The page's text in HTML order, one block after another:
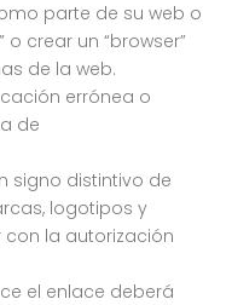
parte de su web o
crear un “browser”
de la web.
errónea o
de
signo distintivo de
logotipos y
la autorización
el enlace deberá